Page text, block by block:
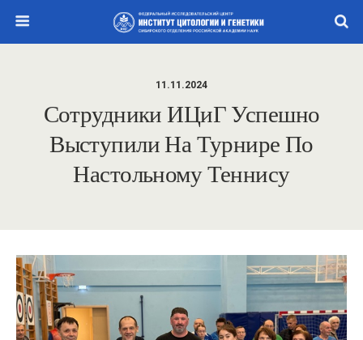
11.11.2024
Сотрудники ИЦиГ Успешно
Выступили На Турнире По
Настольному Теннису